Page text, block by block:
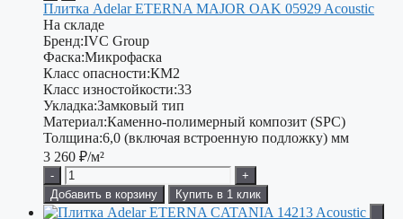
Плитка Adelar ETERNA MAJOR OAK 05929 Acoustic
На складе
Бренд:IVC Group
Фаска:Микрофаска
Класс опасности:КМ2
Класс изностойкости:33
Укладка:Замковый тип
Материал:Каменно-полимерный композит (SPC)
Толщина:6,0 (включая встроенную подложку) мм
3 260 ₽/м²
-
+
Добавить в корзину
Купить в 1 клик